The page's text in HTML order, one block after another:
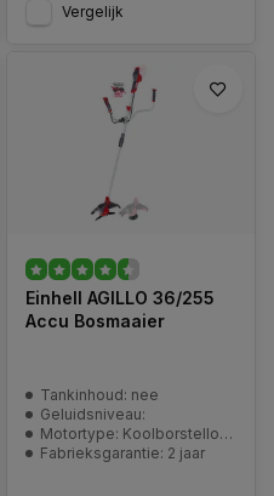
Vergelijk
Einhell AGILLO 36/255
Accu Bosmaaier
Tankinhoud: nee
Geluidsniveau:
Motortype: Koolborstelloos
Fabrieksgarantie: 2 jaar